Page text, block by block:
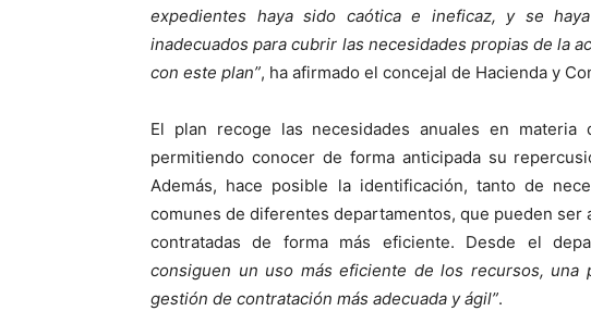
expedientes haya sido caótica e ineficaz, y se
inadecuados para cubrir las necesidades propias de la
con este plan”, ha afirmado el concejal de Hacienda y
El plan recoge las necesidades anuales en materia
permitiendo conocer de forma anticipada su
Además, hace posible la identificación, tanto de
comunes de diferentes departamentos, que pueden ser
contratadas de forma más eficiente. Desde el
consiguen un uso más eficiente de los recursos,
gestión de contratación más adecuada y ágil”.